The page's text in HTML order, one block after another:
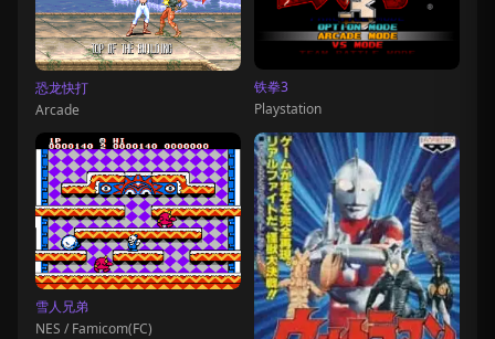
恐龙快打
Arcade
铁拳3
Playstation
雪人兄弟
NES / Famicom(FC)